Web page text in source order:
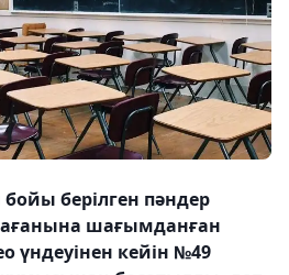
берілген пәндер
шағымданған
кейін №49